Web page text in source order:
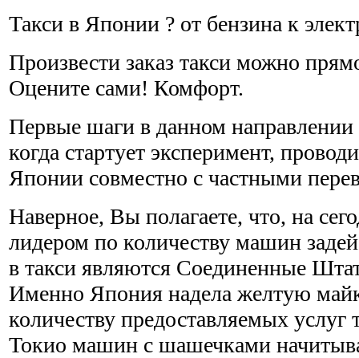
Такси в Японии ? от бензина к
Произвести заказ такси можно
Оцените сами! Комфорт.
Первые шаги в данном направлении
когда стартует эксперимент,
Японии совместно с частными
Наверное, Вы полагаете, что, на
лидером по количеству машин
в такси являются Соединенные
Именно Япония надела желтую
количеству предоставляемых услуг
Токио машин с шашечками